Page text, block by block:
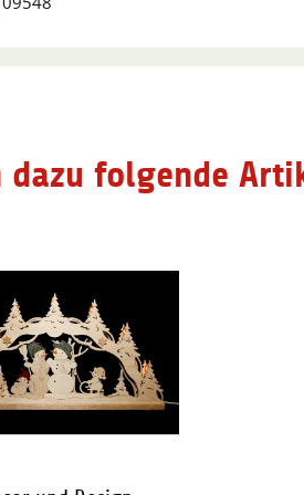
dazu folgende